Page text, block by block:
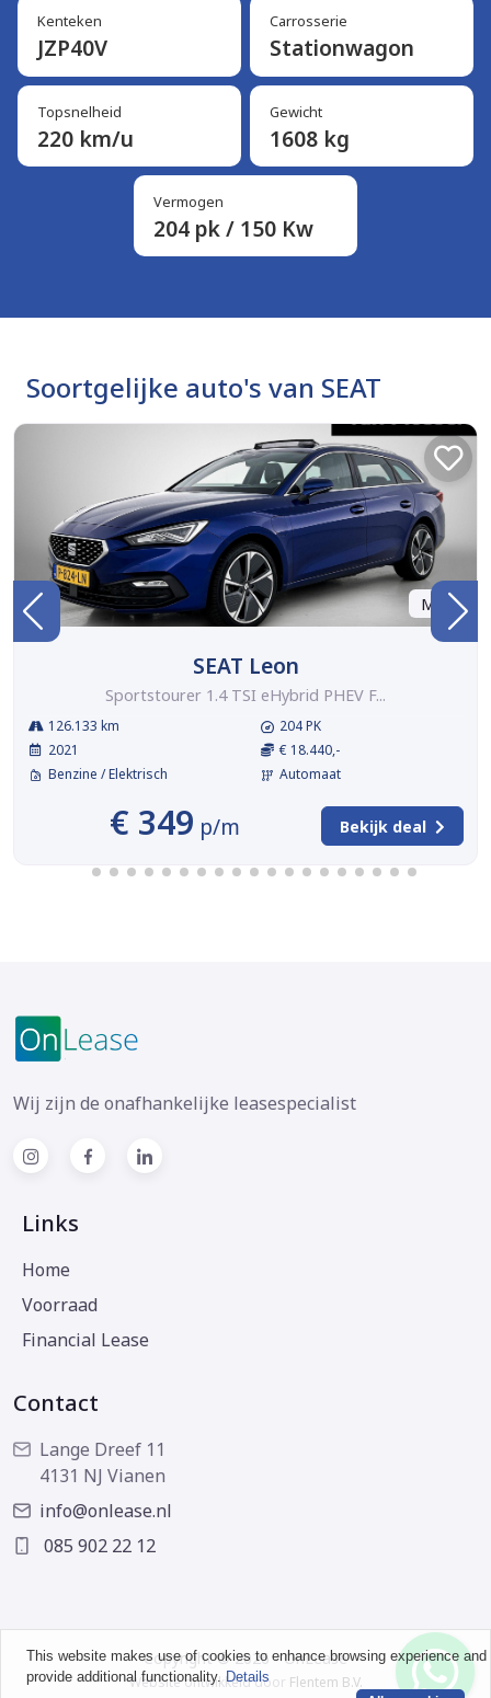
Kenteken
JZP40V
Carrosserie
Stationwagon
Topsnelheid
220 km/u
Gewicht
1608 kg
Vermogen
204 pk / 150 Kw
Soortgelijke auto's van SEAT
Marge
SEAT Leon
Sportstourer 1.4 TSI eHybrid PHEV F...
126.133 km
2021
Benzine / Elektrisch
204 PK
€ 18.440,-
Automaat
€ 349 p/m Bekijk deal
Wij zijn de onafhankelijke leasespecialist
Links
Home
Voorraad
Financial Lease
Contact
Lange Dreef 11
4131 NJ Vianen
info@onlease.nl
085 902 22 12
Copyright © 2026 - OnLease
Website ontwikkeld door Flentem B.V.
This website makes use of cookies to enhance browsing experience and
provide additional functionality. Details